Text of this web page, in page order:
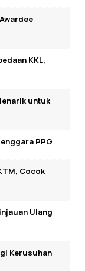
KKL,
untuk
PPG
Cocok
Ulang
Kerusuhan